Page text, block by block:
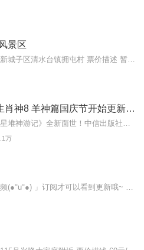
景区
小猪屏蓬十二生肖神8 羊神篇国庆节开始更新啦！
万